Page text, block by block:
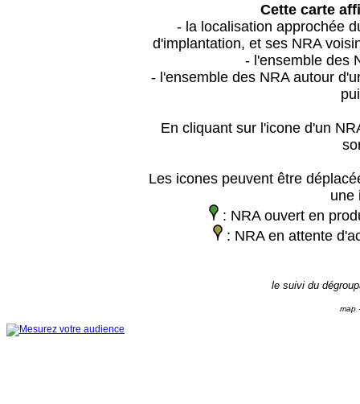
Cette carte
- la localisation approchée
d'implantation, et ses NRA
- l'ensemble des
- l'ensemble des NRA autour
En cliquant sur l'icone d'un
Les icones peuvent être
une
: NRA ouvert en
: NRA en attente
le suivi du
map